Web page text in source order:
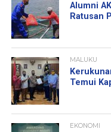
Alumni
Ratusan
MALUKU
Temui
EKONOMI